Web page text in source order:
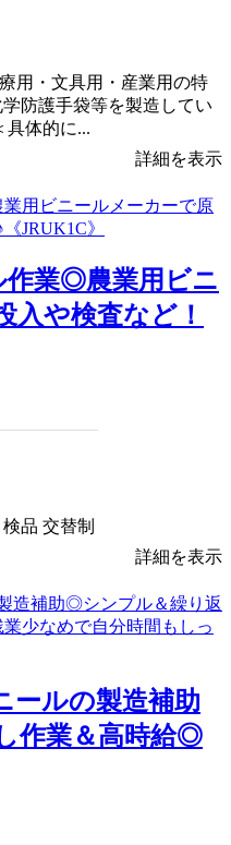
用・文具用・産業用の特
防護手袋等を製造してい
具体的に...
詳細を表示
作業◎農業用ビニ
入や検査など！
品 交替制
詳細を表示
ールの製造補助
作業＆高時給◎